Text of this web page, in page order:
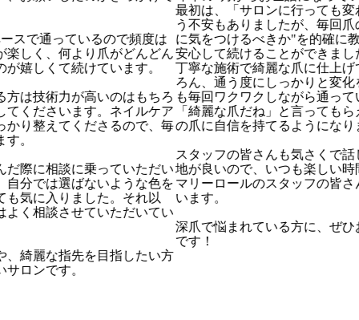
は
ん
ろ
ア
毎
い
を
い
方
最初は、「サロンに行っても変わらないかも…」とい
う不安もありましたが、毎回爪の状態に応じて"どこ
に気をつけるべきか"を的確に教えていただけるので
安心して続けることができました。
丁寧な施術で綺麗な爪に仕上げてもらえる喜びはもち
ろん、通う度にしっかりと変化を実感できるので今で
も毎回ワクワクしながら通っています。
「綺麗な爪だね」と言ってもらえることもあり、自分
の爪に自信を持てるようになりました！
スタッフの皆さんも気さくで話しやすく、お店も居心
地が良いので、いつも楽しい時間を過ごしています。
マリーロールのスタッフの皆さんにはとても感謝して
います。
深爪で悩まれている方に、ぜひおすすめしたいサロン
お
今